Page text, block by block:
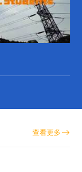
查看更多